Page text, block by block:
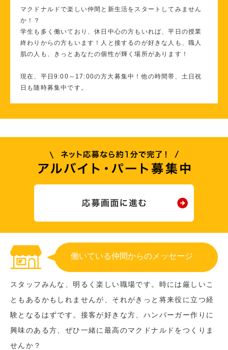
マクドナルドで楽しい仲間と新生活をスタートしてみません
か！？
学生も多く働いており、休日中心の方もいれば、平日の授業
終わりからの方もいます！人と接するのが好きな人も、職人
肌の人も、きっとあなたの個性が輝く場所があります！
現在、平日9:00～17:00の方大募集中！他の時間帯、土日祝
日も随時募集中です。
働いている仲間からのメッセージ
スタッフみんな、明るく楽しい職場です。時には厳しいこ
ともあるかもしれませんが、それがきっと将来役に立つ経
験となるはずです。接客が好きな方、ハンバーガー作りに
興味のある方、ぜひ一緒に最高のマクドナルドをつくりま
せんか？